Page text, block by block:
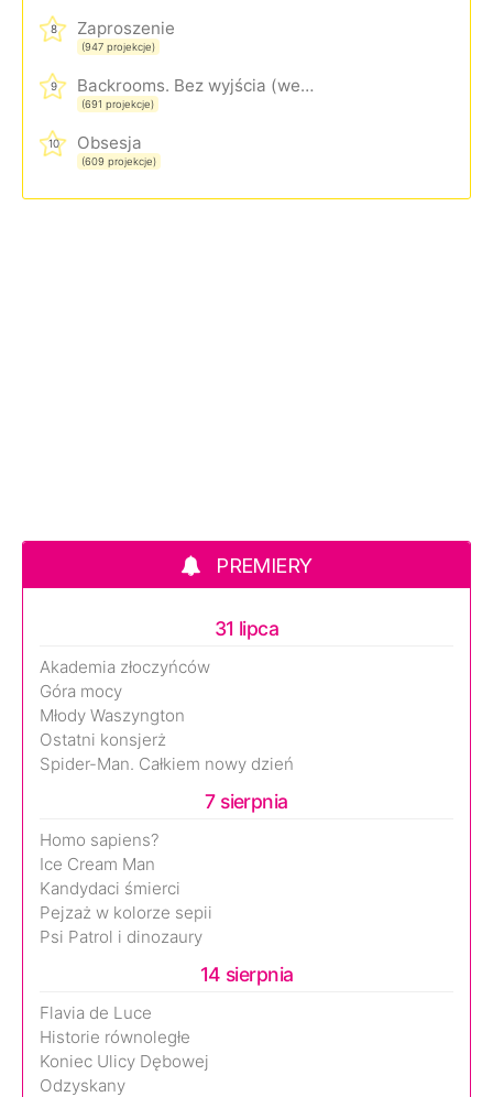
8 Zaproszenie
(947 projekcje)
9 Backrooms. Bez wyjścia (wersja rozszerzona)
(691 projekcje)
10 Obsesja
(609 projekcje)
PREMIERY
31 lipca
Akademia złoczyńców
Góra mocy
Młody Waszyngton
Ostatni konsjerż
Spider-Man. Całkiem nowy dzień
7 sierpnia
Homo sapiens?
Ice Cream Man
Kandydaci śmierci
Pejzaż w kolorze sepii
Psi Patrol i dinozaury
14 sierpnia
Flavia de Luce
Historie równoległe
Koniec Ulicy Dębowej
Odzyskany